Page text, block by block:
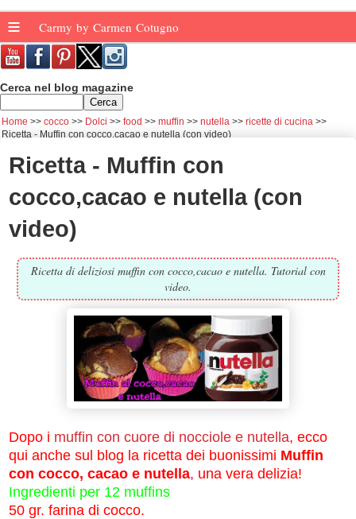
≡ Carmy by Carmen Cotugno
Cerca nel blog magazine
Home cocco Dolci food muffin nutella
ricette di cucina
Ricetta - Muffin con cocco,cacao e nutella (con video)
Ricetta - Muffin con
cocco,cacao e nutella (con
video)
Ricetta di deliziosi muffin con cocco,cacao e nutella. Tutorial con
video.
Dopo i muffin con cuore di nocciole e nutella, ecco
qui anche sul blog la ricetta dei buonissimi Muffin
con cocco, cacao e nutella, una vera delizia!
Ingredienti per 12 muffins
50 gr. farina di cocco.